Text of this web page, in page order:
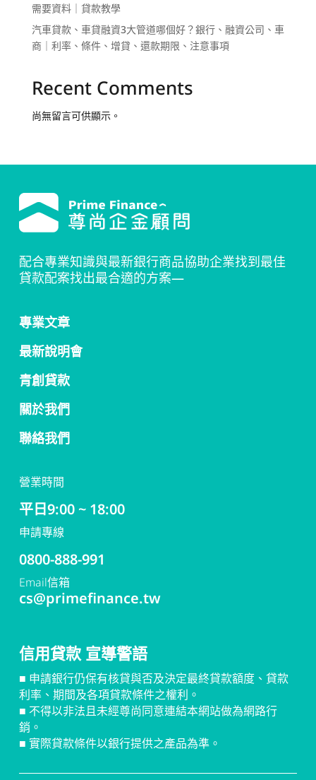
需要資料｜貸款教學
汽車貸款、車貸融資3大管道哪個好？銀行、融資公司、車
商｜利率、條件、增貸、還款期限、注意事項
Recent Comments
尚無留言可供顯示。
配合專業知識與最新銀行商品協助企業找到最佳
貸款配案找出最合適的方案—
專業文章
最新說明會
青創貸款
關於我們
聯絡我們
營業時間
平日9:00 ~ 18:00
申請專線
0800-888-991
Email信箱
cs@primefinance.tw
信用貸款 宣導警語
■ 申請銀行仍保有核貸與否及決定最終貸款額度、貸款
利率、期間及各項貸款條件之權利。
■ 不得以非法且未經尊尚同意連結本網站做為網路行
銷。
■ 實際貸款條件以銀行提供之產品為準。